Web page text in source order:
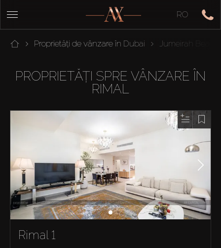
RO
Proprietăți de vânzare în Dubai Jumeirah
PROPRIETĂȚI SPRE VÂNZARE ÎN
RIMAL
Rimal 1